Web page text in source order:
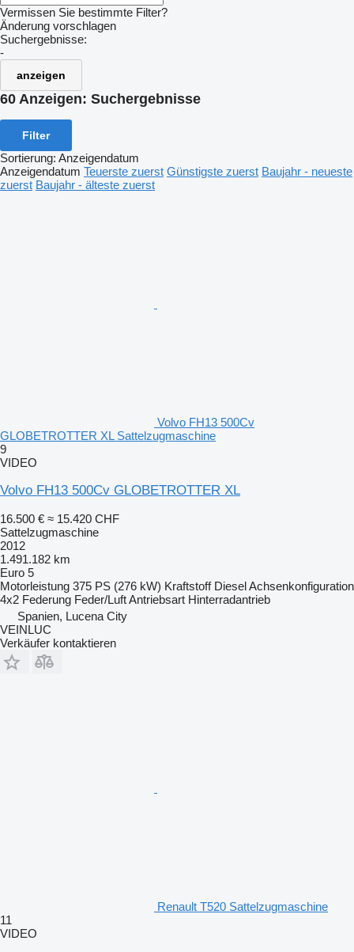
Vermissen Sie bestimmte Filter?
Änderung vorschlagen
Suchergebnisse:
-
anzeigen
60 Anzeigen: Suchergebnisse
Filter
Sortierung: Anzeigendatum
Anzeigendatum Teuerste zuerst Günstigste zuerst Baujahr - neueste
zuerst Baujahr - älteste zuerst
Volvo FH13 500Cv
GLOBETROTTER XL Sattelzugmaschine
9
VIDEO
Volvo FH13 500Cv GLOBETROTTER XL
16.500 € ≈ 15.420 CHF
Sattelzugmaschine
2012
1.491.182 km
Euro 5
Motorleistung 375 PS (276 kW) Kraftstoff DieselAchsenkonfiguration
4x2 Federung Feder/LuftAntriebsart Hinterradantrieb
Spanien, Lucena City
VEINLUC
Verkäufer kontaktieren
Renault T520 Sattelzugmaschine
11
VIDEO